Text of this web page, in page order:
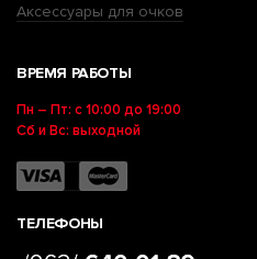
Аксессуары для очков
ВРЕМЯ РАБОТЫ
Пн – Пт: с 10:00 до 19:00
Сб и Вс: выходной
ТЕЛЕФОНЫ